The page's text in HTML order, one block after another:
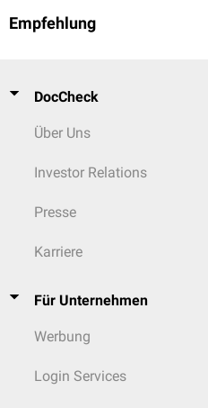
Empfehlung
DocCheck
Über Uns
Investor Relations
Presse
Karriere
Für Unternehmen
Werbung
Login Services